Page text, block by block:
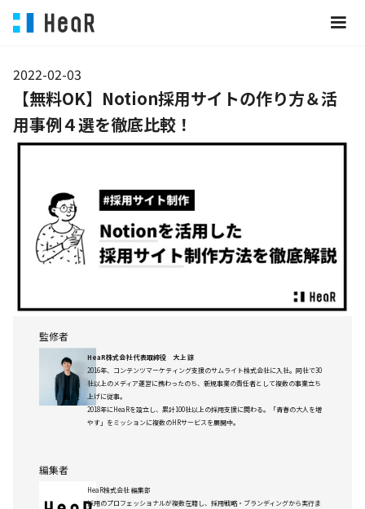
2022-02-03
【無料OK】Notion採用サイトの作り方＆活
用事例４選を徹底比較！
監修者
HeaR株式会社 代表取締役 大上 諒
2016年、コンテンツマーケティング支援のサムライト株式会社に入社。同社で30
社以上のメディア運営に携わったのち、新規事業の責任者として複数の事業立ち
上げに従事。
2018年にHeaRを設立し、累計100社以上の採用支援に関わる。「青春の大人を増
やす」をミッションに複数のHRサービスを展開中。
編集者
HeaR株式会社 編集部
採用のプロフェッショナルが複数在籍し、採用戦略・ブランディングから実行ま